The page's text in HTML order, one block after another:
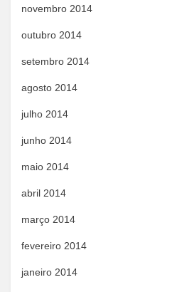
novembro 2014
outubro 2014
setembro 2014
agosto 2014
julho 2014
junho 2014
maio 2014
abril 2014
março 2014
fevereiro 2014
janeiro 2014